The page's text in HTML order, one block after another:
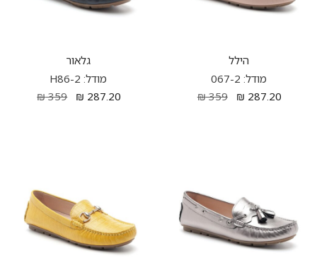
הילל
מודל: 067-2
₪ 287.20
₪359
גלאור
מודל: H86-2
₪ 287.20
₪359